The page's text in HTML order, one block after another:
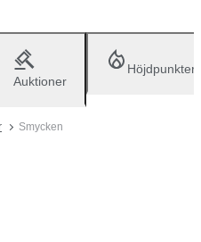
Auktioner
Höjdpunkter
Smycken